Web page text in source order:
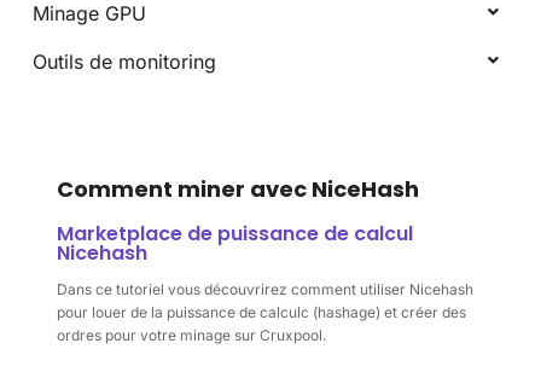
Minage GPU
Outils de monitoring
Comment miner avec NiceHash
Marketplace de puissance de calcul
Nicehash
Dans ce tutoriel vous découvrirez comment utiliser Nicehash
pour louer de la puissance de calculc (hashage) et créer des
ordres pour votre minage sur Cruxpool.